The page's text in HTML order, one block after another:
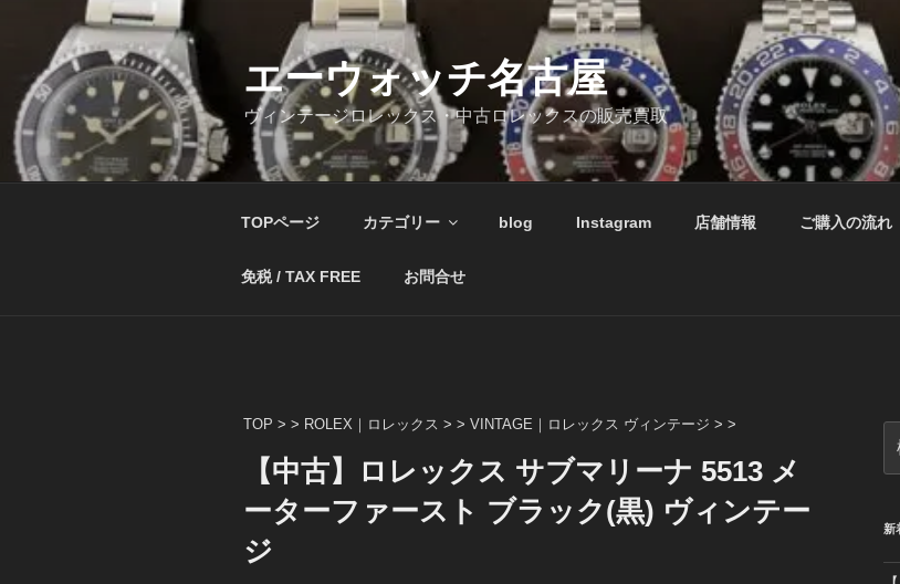
ツ
へ
ス
エーウォッチ名古屋
ヴィンテージロレックス・中古ロレックスの販売買取
TOPページ カテゴリー blog Instagram 店舗情報 ご購入の流れ
免税 / TAX FREE お問合せ
TOP > > ROLEX｜ロレックス > > VINTAGE｜ロレックス ヴィンテージ > >
【中古】ロレックス サブマリーナ 5513 メ
ーターファースト ブラック(黒) ヴィンテー
ジ
索:
新